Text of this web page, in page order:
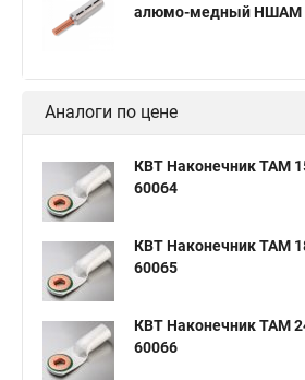
алюмо-медный НШАМ
Аналоги по цене
КВТ Наконечник ТАМ
60064
КВТ Наконечник ТАМ
60065
КВТ Наконечник ТАМ
60066